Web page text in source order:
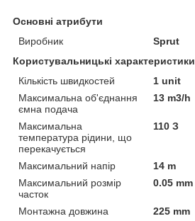
Основні атрибути
Виробник
Sprut
Користувальницькі характеристики
Кількість швидкостей
1 unit
Максимальна об'єднання
ємна подача
13 m3/h
Максимальна
температура рідини, що
перекачується
110 З
Максимальний напір
14 m
Максимальний розмір
часток
0.05 mm
Монтажна довжина
225 mm